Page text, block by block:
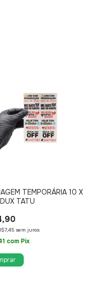
TEMPORÁRIA 10 X
TATU
sem juros
com Pix